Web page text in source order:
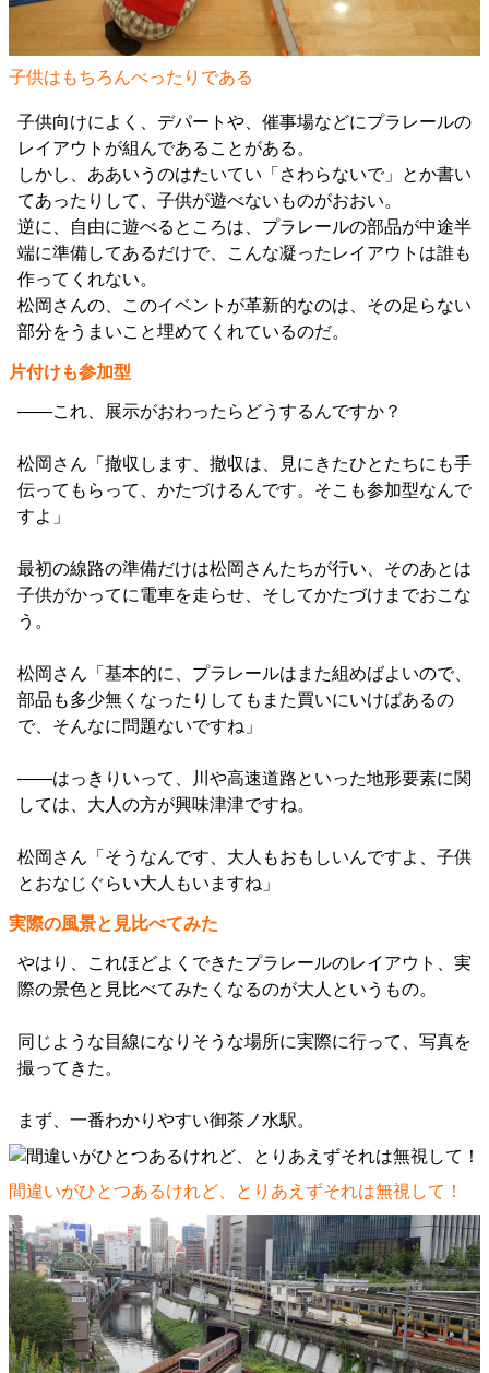
子供はもちろんべったりである
子供向けによく、デパートや、催事場などにプラレールの
レイアウトが組んであることがある。
しかし、ああいうのはたいてい「さわらないで」とか書い
てあったりして、子供が遊べないものがおおい。
逆に、自由に遊べるところは、プラレールの部品が中途半
端に準備してあるだけで、こんな凝ったレイアウトは誰も
作ってくれない。
松岡さんの、このイベントが革新的なのは、その足らない
部分をうまいこと埋めてくれているのだ。
片付けも参加型
――これ、展示がおわったらどうするんですか？
松岡さん「撤収します、撤収は、見にきたひとたちにも手
伝ってもらって、かたづけるんです。そこも参加型なんで
すよ」
最初の線路の準備だけは松岡さんたちが行い、そのあとは
子供がかってに電車を走らせ、そしてかたづけまでおこな
う。
松岡さん「基本的に、プラレールはまた組めばよいので、
部品も多少無くなったりしてもまた買いにいけばあるの
で、そんなに問題ないですね」
――はっきりいって、川や高速道路といった地形要素に関
しては、大人の方が興味津津ですね。
松岡さん「そうなんです、大人もおもしいんですよ、子供
とおなじぐらい大人もいますね」
実際の風景と見比べてみた
やはり、これほどよくできたプラレールのレイアウト、実
際の景色と見比べてみたくなるのが大人というもの。
同じような目線になりそうな場所に実際に行って、写真を
撮ってきた。
まず、一番わかりやすい御茶ノ水駅。
間違いがひとつあるけれど、とりあえずそれは無視して！